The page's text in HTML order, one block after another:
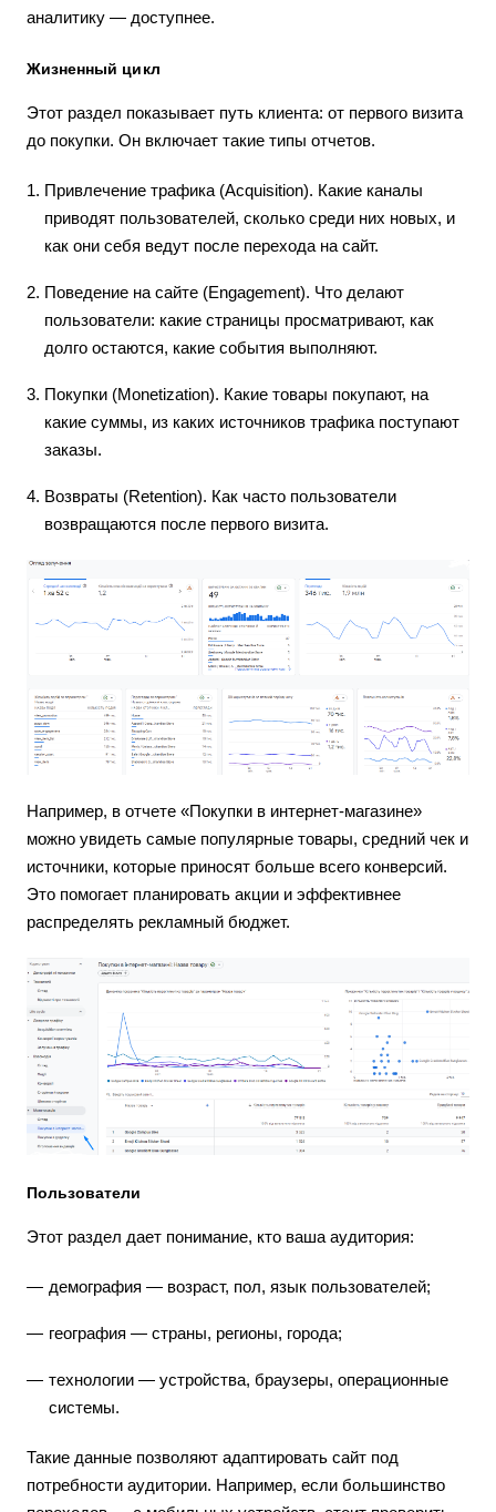
аналитику — доступнее.
Жизненный цикл
Этот раздел показывает путь клиента: от первого визита
до покупки. Он включает такие типы отчетов.
Привлечение трафика (Acquisition). Какие каналы
приводят пользователей, сколько среди них новых, и
как они себя ведут после перехода на сайт.
Поведение на сайте (Engagement). Что делают
пользователи: какие страницы просматривают, как
долго остаются, какие события выполняют.
Покупки (Monetization). Какие товары покупают, на
какие суммы, из каких источников трафика поступают
заказы.
Возвраты (Retention). Как часто пользователи
возвращаются после первого визита.
Например, в отчете «Покупки в интернет-магазине»
можно увидеть самые популярные товары, средний чек и
источники, которые приносят больше всего конверсий.
Это помогает планировать акции и эффективнее
распределять рекламный бюджет.
Пользователи
Этот раздел дает понимание, кто ваша аудитория:
демография — возраст, пол, язык пользователей;
география — страны, регионы, города;
технологии — устройства, браузеры, операционные
системы.
Такие данные позволяют адаптировать сайт под
потребности аудитории. Например, если большинство